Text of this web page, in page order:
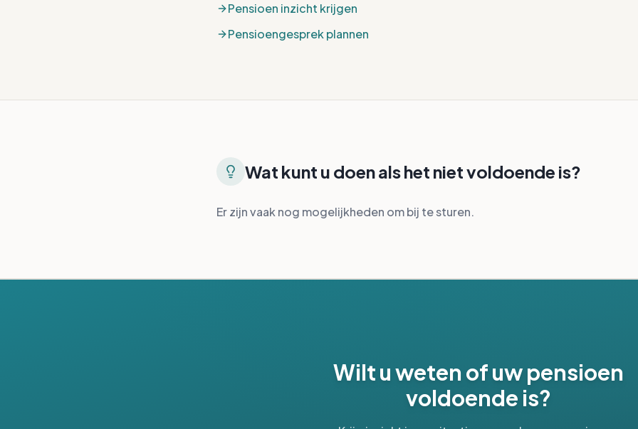
Pensioen inzicht krijgen
Pensioengesprek plannen
Wat kunt u doen als het niet voldoende is?
Er zijn vaak nog mogelijkheden om bij te sturen.
Wilt u weten of uw pensioen
voldoende is?